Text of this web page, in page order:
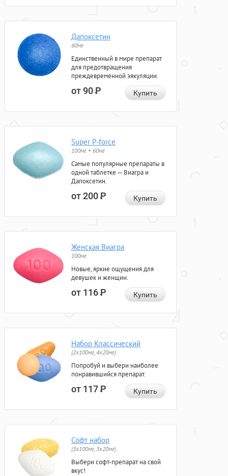
Дапоксетин
60мг
Единственный в мире препарат
для предотвращения
преждевременной эякуляции.
от 90Р Купить
Super P-force
100мг + 60мг
Самые популярные препараты в
одной таблетке — Виагра и
Дапоксетин.
от 200Р Купить
Женская Виагра
100мг
Новые, яркие ощущения для
девушек и женщин.
от 116Р Купить
Набор Классический
(2x100мг, 4x20мг)
Попробуй и выбери наиболее
понравившийся препарат.
от 117Р Купить
Софт набор
(3x100мг, 3x20мг)
Выбери софт-препарат на свой
вкус!